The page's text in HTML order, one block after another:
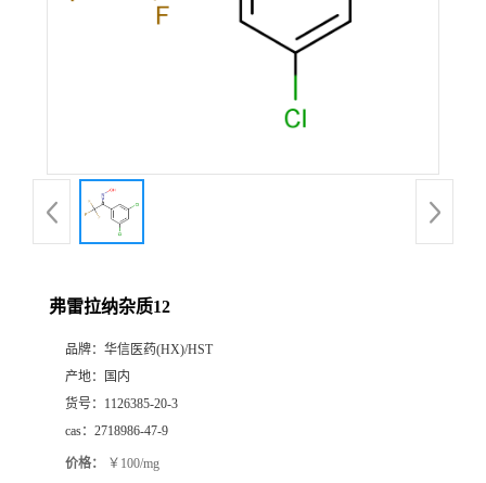
书
誉
弗雷拉纳杂质12
品牌： 华信医药(HX)/HST
产地：
国内
货号： 1126385-20-3
cas： 2718986-47-9
价格： ￥100/mg